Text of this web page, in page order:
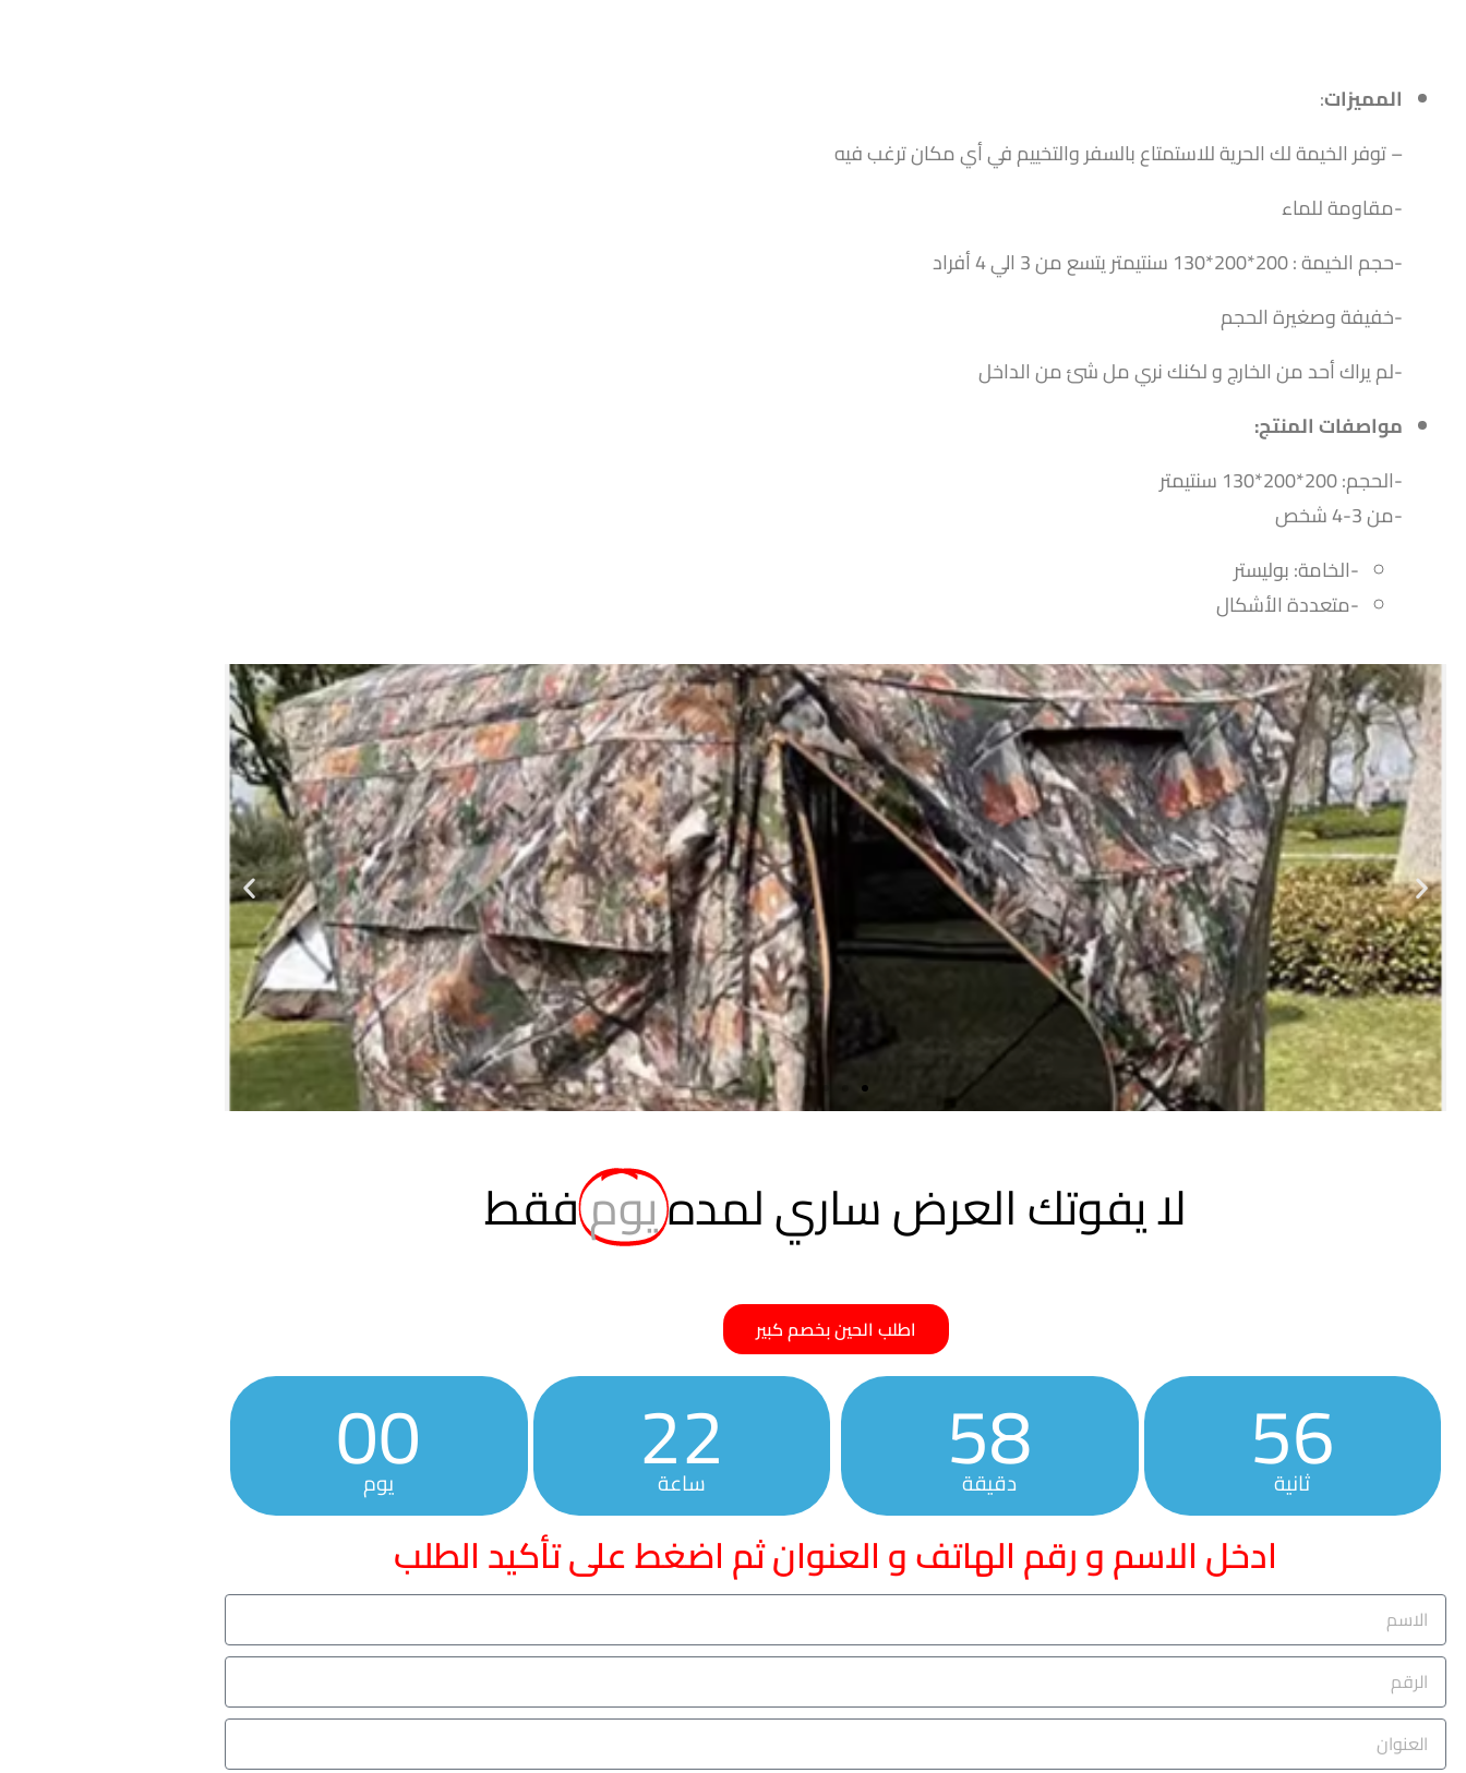
المميزات:
– توفر الخيمة لك الحرية للاستمتاع بالسفر والتخييم في أي مكان ترغب فيه
-مقاومة للماء
-حجم الخيمة : 200*200*130 سنتيمتر يتسع من 3 الي 4 أفراد
-خفيفة وصغيرة الحجم
-لم يراك أحد من الخارج و لكنك نري مل شئ من الداخل
مواصفات المنتج:
-الحجم: 200*200*130 سنتيمتر
-من 3-4 شخص
-الخامة: بوليستر
-متعددة الأشكال
لا يفوتك العرض ساري لمدهيومفقط
اطلب الحين بخصم كبير
00
يوم 22
ساعة 58
دقيقة 54
ثانية
ادخل الاسم و رقم الهاتف و العنوان ثم اضغط على تأكيد الطلب